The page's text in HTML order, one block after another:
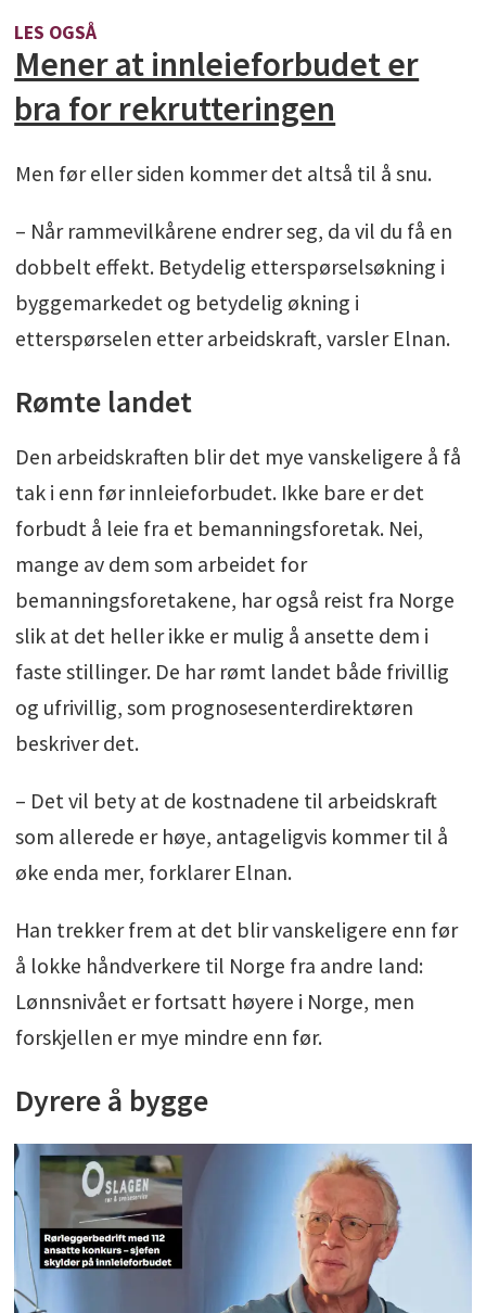
LES OGSÅ
Mener at innleieforbudet er
bra for rekrutteringen
Men før eller siden kommer det altså til å snu.
– Når rammevilkårene endrer seg, da vil du få en
dobbelt effekt. Betydelig etterspørselsøkning i
byggemarkedet og betydelig økning i
etterspørselen etter arbeidskraft, varsler Elnan.
Rømte landet
Den arbeidskraften blir det mye vanskeligere å få
tak i enn før innleieforbudet. Ikke bare er det
forbudt å leie fra et bemanningsforetak. Nei,
mange av dem som arbeidet for
bemanningsforetakene, har også reist fra Norge
slik at det heller ikke er mulig å ansette dem i
faste stillinger. De har rømt landet både frivillig
og ufrivillig, som prognosesenterdirektøren
beskriver det.
– Det vil bety at de kostnadene til arbeidskraft
som allerede er høye, antageligvis kommer til å
øke enda mer, forklarer Elnan.
Han trekker frem at det blir vanskeligere enn før
å lokke håndverkere til Norge fra andre land:
Lønnsnivået er fortsatt høyere i Norge, men
forskjellen er mye mindre enn før.
Dyrere å bygge